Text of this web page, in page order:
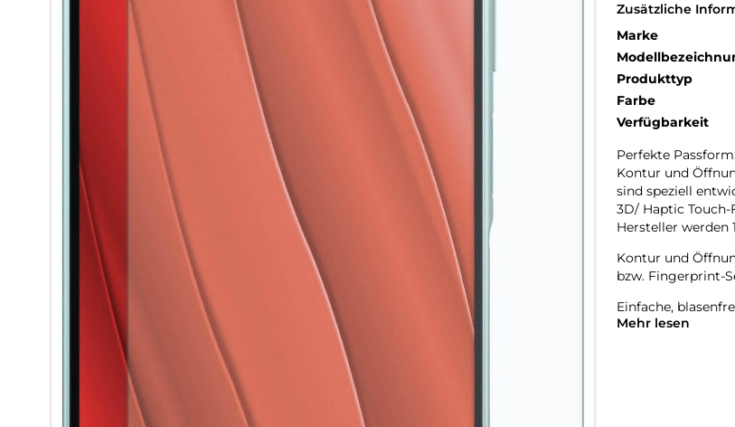
Zusätzliche
Marke
Produkttyp
Farbe
Verfügbarkeit
Perfekte
Kontur und
sind speziell
3D/ Haptic
Hersteller werden
Kontur und
bzw. Fingerprint-
Einfache,
Mehr lesen